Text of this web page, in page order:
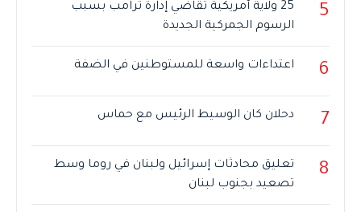
5
25 ولاية أمريكية تقاضي إدارة ترامب بسبب
الرسوم الجمركية الجديدة
6 اعتداءات واسعة للمستوطنين في الضفة
7 دحلان كان الوسيط الرئيس مع حماس
8
تعليق محادثات إسرائيل ولبنان في روما وسط
تصعيد بجنوب لبنان